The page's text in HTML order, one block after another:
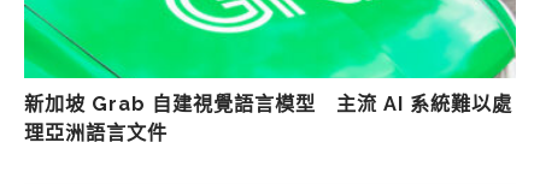
新加坡 Grab 自建視覺語言模型 主流 AI 系統難以處
理亞洲語言文件